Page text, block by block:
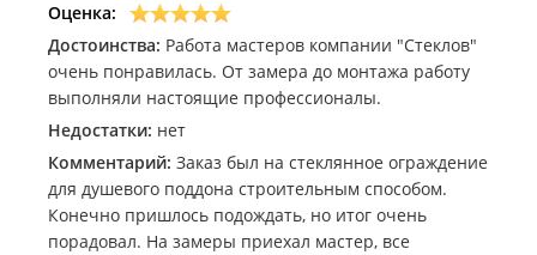
Оценка:
Достоинства: Работа мастеров компании "Стеклов"
очень понравилась. От замера до монтажа работу
выполняли настоящие профессионалы.
Недостатки: нет
Комментарий: Заказ был на стеклянное ограждение
для душевого поддона строительным способом.
Конечно пришлось подождать, но итог очень
порадовал. На замеры приехал мастер, все